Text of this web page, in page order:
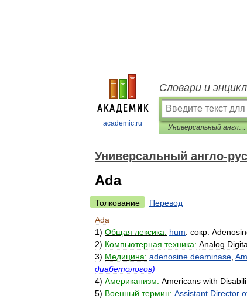
academic.ru
Словари и
Универсальный англо-русский словарь
Универсальный англо-
Ada
Толкование
Перевод
Ada
1) Общая лексика: hum сокр
2) Компьютерная техника: Analog
3) Медицина: adenosine deaminase
диабетологов)
4) Американизм: Americans with
5) Военный термин: Assistant Director